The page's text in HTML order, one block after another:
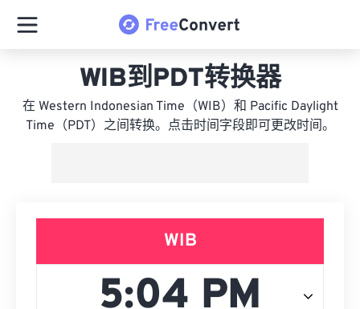
WIB到PDT转换器
在 Western Indonesian Time（WIB）和 Pacific Daylight
Time（PDT）之间转换。点击时间字段即可更改时间。
WIB